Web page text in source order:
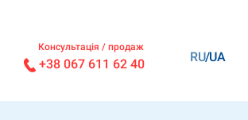
Консультація / продаж
+38 067 611 62 40 RU UA